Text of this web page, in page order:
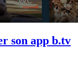
son app b.tv